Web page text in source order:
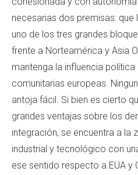
necesarias dos premisas:
uno de los tres grandes
frente a Norteamérica y Asia
mantenga la influencia
comunitarias europeas.
antoja fácil. Si bien es cierto
grandes ventajas sobre los
integración, se encuentra a la
industrial y tecnológico con
ese sentido respecto a EUA y